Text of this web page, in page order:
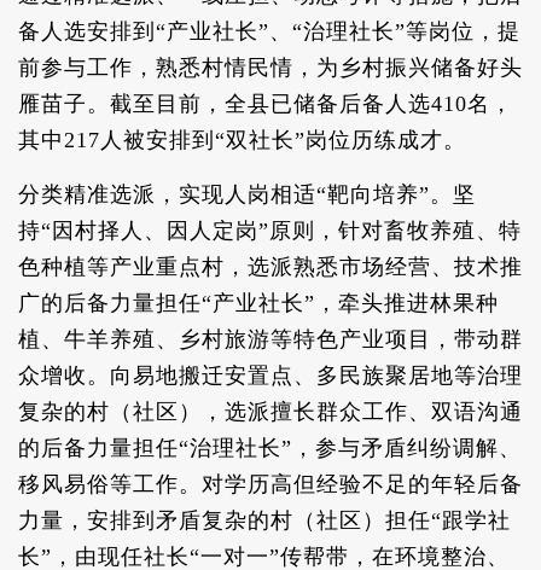
备人选安排到“产业社长”、“治理社长”等岗位，提
前参与工作，熟悉村情民情，为乡村振兴储备好头
雁苗子。截至目前，全县已储备后备人选410名，
其中217人被安排到“双社长”岗位历练成才。
分类精准选派，实现人岗相适“靶向培养”。坚
持“因村择人、因人定岗”原则，针对畜牧养殖、特
色种植等产业重点村，选派熟悉市场经营、技术推
广的后备力量担任“产业社长”，牵头推进林果种
植、牛羊养殖、乡村旅游等特色产业项目，带动群
众增收。向易地搬迁安置点、多民族聚居地等治理
复杂的村（社区），选派擅长群众工作、双语沟通
的后备力量担任“治理社长”，参与矛盾纠纷调解、
移风易俗等工作。对学历高但经验不足的年轻后备
力量，安排到矛盾复杂的村（社区）担任“跟学社
长”，由现任社长“一对一”传帮带，在环境整治、